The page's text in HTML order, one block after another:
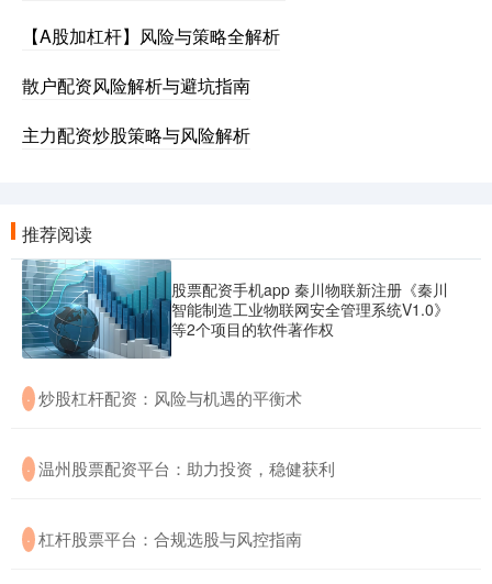
【A股加杠杆】风险与策略全解析
散户配资风险解析与避坑指南
主力配资炒股策略与风险解析
推荐阅读
股票配资手机app 秦川物联新注册《秦川
智能制造工业物联网安全管理系统V1.0》
等2个项目的软件著作权
· ​炒股杠杆配资：风险与机遇的平衡术
· ​温州股票配资平台：助力投资，稳健获利
· ​杠杆股票平台：合规选股与风控指南